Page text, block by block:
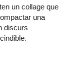
un collage que
una
discurs